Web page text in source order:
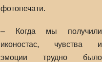
фотопечати.
– Когда мы получили
иконостас, чувства и
эмоции трудно было